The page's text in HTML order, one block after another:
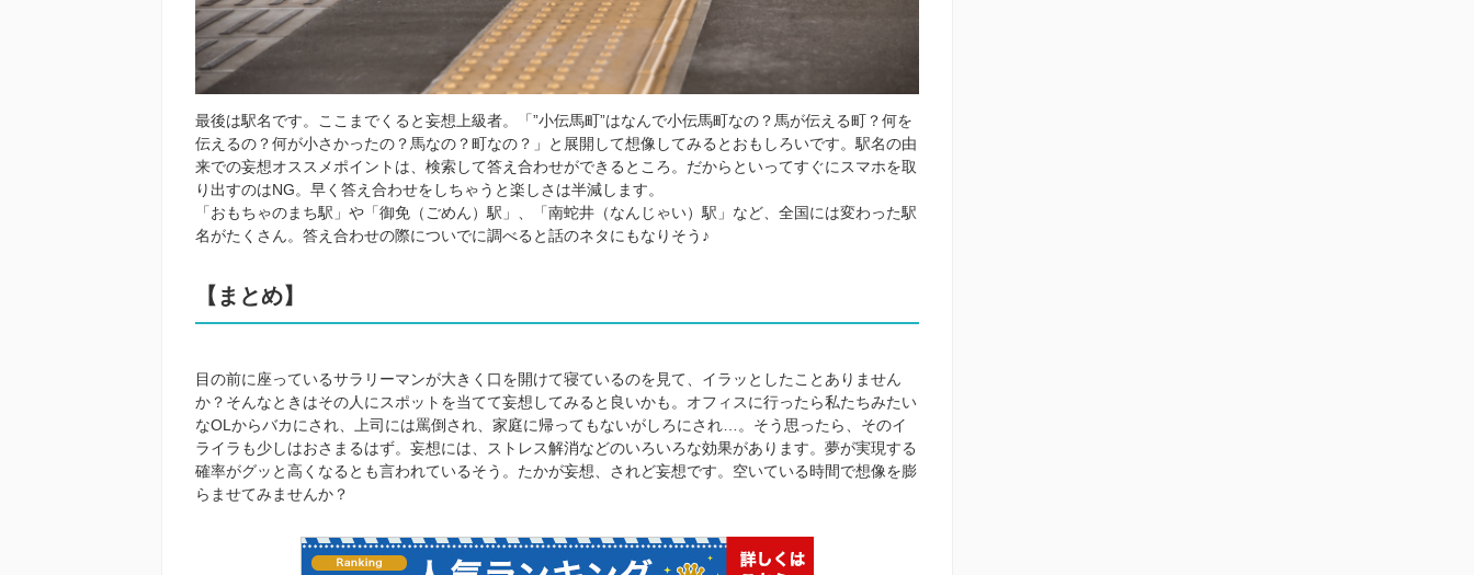
最後は駅名です。ここまでくると妄想上級者。「”小伝馬町”はなんで小伝馬町なの？馬が伝える町？何を
伝えるの？何が小さかったの？馬なの？町なの？」と展開して想像してみるとおもしろいです。駅名の由
来での妄想オススメポイントは、検索して答え合わせができるところ。だからといってすぐにスマホを取
り出すのはNG。早く答え合わせをしちゃうと楽しさは半減します。
「おもちゃのまち駅」や「御免（ごめん）駅」、「南蛇井（なんじゃい）駅」など、全国には変わった駅
名がたくさん。答え合わせの際についでに調べると話のネタにもなりそう♪
【まとめ】
目の前に座っているサラリーマンが大きく口を開けて寝ているのを見て、イラッとしたことありません
か？そんなときはその人にスポットを当てて妄想してみると良いかも。オフィスに行ったら私たちみたい
なOLからバカにされ、上司には罵倒され、家庭に帰ってもないがしろにされ…。そう思ったら、そのイ
ライラも少しはおさまるはず。妄想には、ストレス解消などのいろいろな効果があります。夢が実現する
確率がグッと高くなるとも言われているそう。たかが妄想、されど妄想です。空いている時間で想像を膨
らませてみませんか？